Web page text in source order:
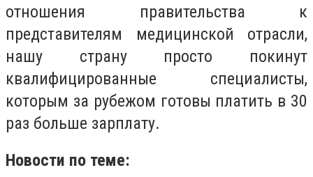
отношения правительства к
представителям медицинской отрасли,
нашу страну просто покинут
квалифицированные специалисты,
которым за рубежом готовы платить в 30
раз больше зарплату.
Новости по теме: